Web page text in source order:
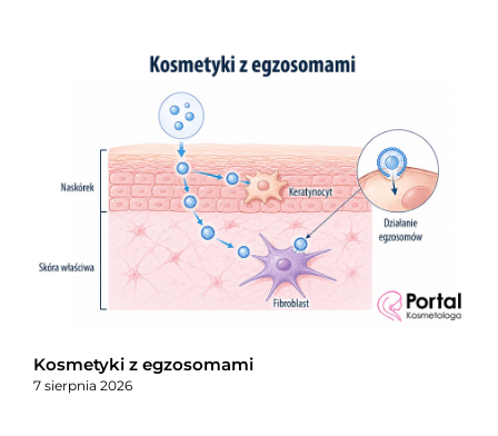
Kosmetyki z egzosomami
7 sierpnia 2026